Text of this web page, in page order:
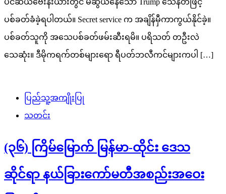
ပင်ဆယ်ဗေးနီးယားတွင် မဲဆွယ်နေသော Trump သေနတ်ဖြင့်
ပစ်ခတ်ခံခဲ့ရပါတယ်။ Secret service က အချိန်မှီကာကွယ်နိုင်ခဲ့။
ပစ်ခတ်သူကို အသေပစ်ခတ်ဖမ်းဆီးရမိ။ ပရိသတ် တဦးလဲ
သေဆုံး။ ဒီမိုကရက်တစ်များရော ရီပတ်ဘလီကင်များကပါ […]
ပြည်သူ့အကျိုးပြု
သတင်း
(၃၆) ကြိမ်မြောက် မြန်မာ-ထိုင်း ဒေသ
ဆိုင်ရာ နယ်ခြားကော်မတီအစည်းအဝေး